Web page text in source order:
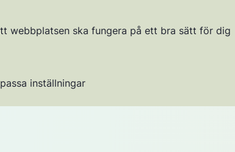
webbplatsen ska fungera på ett bra sätt för dig
inställningar